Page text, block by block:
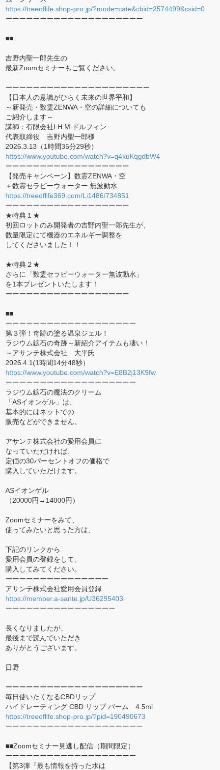
https://treeoflife.shop-pro.jp/?mode=cate&cbid=2574499&csid=0
ーーーーーーーーーーーーーーーーーーーー
■■
吉野内聖一郎先生の
最新Zoomセミナーもご覧ください。
ーーーーーーーーーーーーーーーーーーーーー
【日本人の意識がひらく未来の世界平和】
～新発売・数霊ZENWA・空の詳細についても
ご紹介します～
講師：有限会社I.H.M.ドルフィン
代表取締役 吉野内聖一郎様
2026.3.13（1時間35分29秒）
https://www.youtube.com/watch?v=q4kuKqgdbW4
ーーーーーーーーーーーーーーーーーー
【発売キャンペーン】数霊ZENWA・空
＋数霊セラピーウォーター 無波動水
https://treeoflife369.com/Li1486/734851
ーーーーーーーーーーーーーーーーーー
★特典１★
初回ロットのみ開発者の吉野内聖一郎先生が、
数量限定にて機器のエネルギー調整を
してくださいました！！
★特典２★
さらに「数霊セラピーウォーター無波動水」
を1本プレゼントいたします！
ーーーーーーーーーーーーーーーーーー
■■
ーーーーーーーーーーーーーーーーーーー
第３弾！奇跡の塗る温泉ジェル！
ラジウム鉱石の奇跡～新紹介アイテムも凄い！
～アサンテ株式会社 大平氏
2026.4.1(1時間14分48秒）
https://www.youtube.com/watch?v=E8B2j13K9fw
ーーーーーーーーーーーーーーーーーーー
ラジウム鉱石の魔法のクリーム
「ASイオンゲル」は、
基本的にはネットでの
販売などができません。
アサンテ株式会社の愛用会員に
なっていただければ、
定価の30パーセントオフの価格で
購入していただけます。
ASイオンゲル
（20000円→14000円）
Zoomセミナーをみて、
使ってみたいと思った方は、
下記のリンクから
愛用会員の登録をして、
購入してみてください。
ーーーーーーーーーーーーーーー
アサンテ株式会社愛用会員登録
https://member.a-sante.jp/U36295403
ーーーーーーーーーーーーーーーー
長くなりましたが、
最後まで読んでいただき
ありがとうございます。
日野
ーーーーーーーーーーーーーーーーーーーー
毎日使いたくなるCBDリップ
ハイドレーティング CBD リップ バーム 4.5ml
https://treeoflife.shop-pro.jp/?pid=190490673
ーーーーーーーーーーーーーーーーーーーー
■■Zoomセミナー見逃し配信（期間限定）
ーーーーーーーーーーーーーーーーーーー
【第3弾『最も情報を持った水は